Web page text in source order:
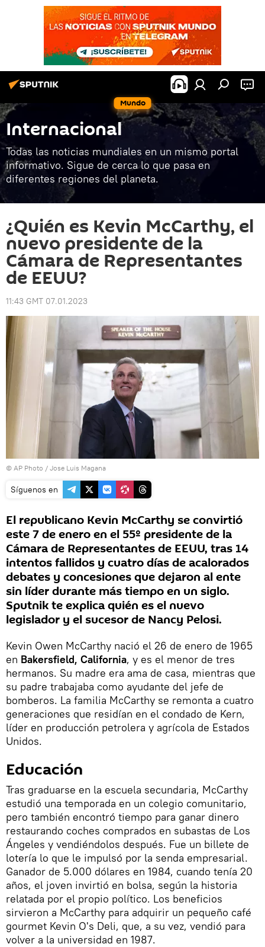
Mundo
Internacional
Todas las noticias mundiales en un mismo portal
informativo. Sigue de cerca lo que pasa en
diferentes regiones del planeta.
¿Quién es Kevin McCarthy, el
nuevo presidente de la
Cámara de Representantes
de EEUU?
11:43 GMT 07.01.2023
© AP Photo / Jose Luis Magana
Síguenos en
El republicano Kevin McCarthy se convirtió
este 7 de enero en el 55º presidente de la
Cámara de Representantes de EEUU, tras 14
intentos fallidos y cuatro días de acalorados
debates y concesiones que dejaron al ente
sin líder durante más tiempo en un siglo.
Sputnik te explica quién es el nuevo
legislador y el sucesor de Nancy Pelosi.
Kevin Owen McCarthy nació el 26 de enero de 1965
en Bakersfield, California, y es el menor de tres
hermanos. Su madre era ama de casa, mientras que
su padre trabajaba como ayudante del jefe de
bomberos. La familia McCarthy se remonta a cuatro
generaciones que residían en el condado de Kern,
líder en producción petrolera y agrícola de Estados
Unidos.
Educación
Tras graduarse en la escuela secundaria, McCarthy
estudió una temporada en un colegio comunitario,
pero también encontró tiempo para ganar dinero
restaurando coches comprados en subastas de Los
Ángeles y vendiéndolos después. Fue un billete de
lotería lo que le impulsó por la senda empresarial.
Ganador de 5.000 dólares en 1984, cuando tenía 20
años, el joven invirtió en bolsa, según la historia
relatada por el propio político. Los beneficios
sirvieron a McCarthy para adquirir un pequeño café
gourmet Kevin O's Deli, que, a su vez, vendió para
volver a la universidad en 1987.